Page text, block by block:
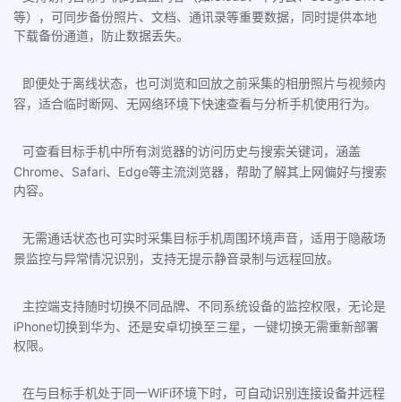
等），可同步备份照片、文档、通讯录等重要数据，同时提供本地
下载备份通道，防止数据丢失。
即便处于离线状态，也可浏览和回放之前采集的相册照片与视频内
容，适合临时断网、无网络环境下快速查看与分析手机使用行为。
可查看目标手机中所有浏览器的访问历史与搜索关键词，涵盖
Chrome、Safari、Edge等主流浏览器，帮助了解其上网偏好与搜索
内容。
无需通话状态也可实时采集目标手机周围环境声音，适用于隐蔽场
景监控与异常情况识别，支持无提示静音录制与远程回放。
主控端支持随时切换不同品牌、不同系统设备的监控权限，无论是
iPhone切换到华为、还是安卓切换至三星，一键切换无需重新部署
权限。
在与目标手机处于同一WiFi环境下时，可自动识别连接设备并远程